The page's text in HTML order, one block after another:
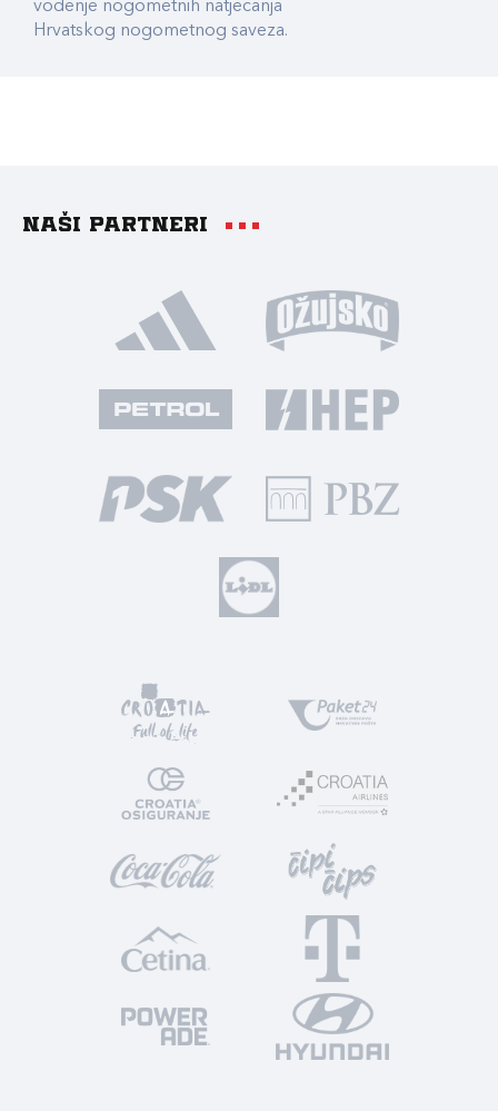
vođenje nogometnih natjecanja
Hrvatskog nogometnog saveza.
Naši partneri